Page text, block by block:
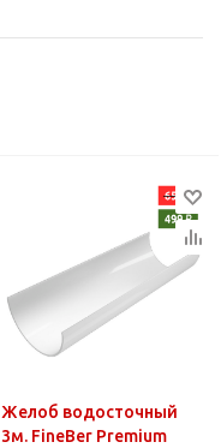
Желоб водосточный
3м. FineBer Premium